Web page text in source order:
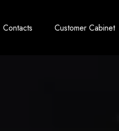
Contacts Customer Cabinet